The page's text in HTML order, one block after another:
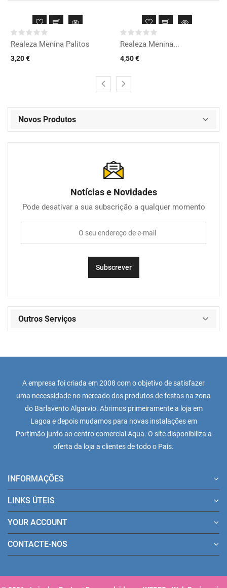
Realeza Menina Palitos
3,20 €
Realeza Menina...
4,50 €
Novos Produtos
Notícias e Novidades
Pode desativar a sua subscrição a qualquer momento
Outros Serviços
A empresa foi criada em 2008 com o objetivo de satisfazer
uma necessidade no mercado dos produtos de festas na zona
do Barlavento Algarvio. Abrimos primeiramente a loja em
Lagoa e depois mudamos para novas instalações em
Portimão junto ao centro comercial Aqua. O site disponibiliza a
oferta da loja a clientes de todo o Pais.
INFORMAÇÕES
LINKS ÚTEIS
YOUR ACCOUNT
CONTACTE-NOS